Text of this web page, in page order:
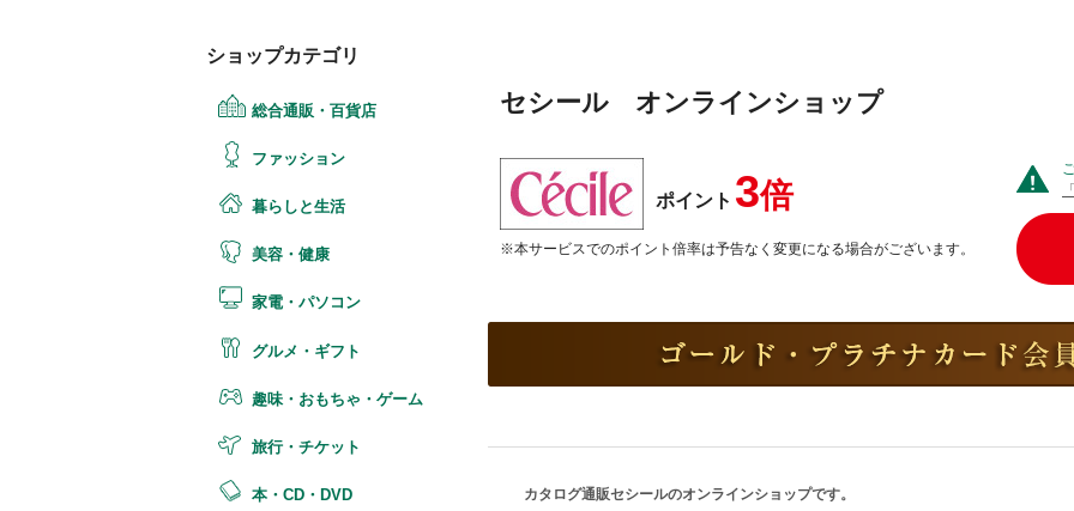
ショップカテゴリ
総合通販・百貨店
ファッション
暮らしと生活
美容・健康
家電・パソコン
グルメ・ギフト
趣味・おもちゃ・ゲーム
旅行・チケット
本・CD・DVD
セシール オンラインショップ
ポイント 3倍
※本サービスでのポイント倍率は予告なく変更になる場合がございます。
カタログ通販セシールのオンラインショップです。